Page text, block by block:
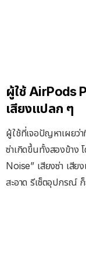
ผู้ใช้ AirPods
เสียงแปลก ๆ
ผู้ใช้ที่เจอปัญหาเผยว่
ซ่าเกิดขึ้นทั้งสองข้าง
Noise” เสียงซ่า เสีย
สะอาด รีเซ็ตอุปกรณ์